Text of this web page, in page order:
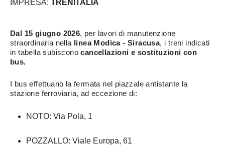
IMPRESA: TRENITALIA
Dal 15 giugno 2026, per lavori di manutenzione
straordinaria nella linea Modica - Siracusa, i treni indicati
in tabella subisconocancellazioni e sostituzioni con
bus.
I bus effettuano la fermata nel piazzale antistante la
stazione ferroviaria, ad eccezione di:
NOTO: Via Pola, 1
POZZALLO: Viale Europa, 61